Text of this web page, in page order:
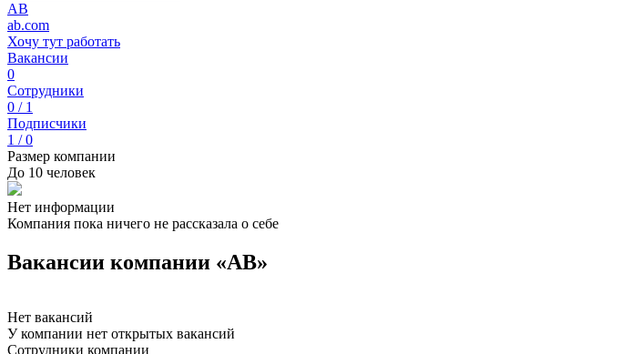
AB
ab.com
Хочу тут работать
Вакансии
0
Сотрудники
0 / 1
Подписчики
1 / 0
Размер компании
До 10 человек
Нет информации
Компания пока ничего не рассказала о себе
Вакансии компании «AB»
Нет вакансий
У компании нет открытых вакансий
Сотрудники компании